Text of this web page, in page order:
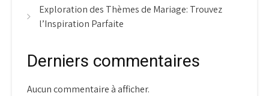
Exploration des Thèmes de Mariage: Trouvez
l’Inspiration Parfaite
Derniers commentaires
Aucun commentaire à afficher.